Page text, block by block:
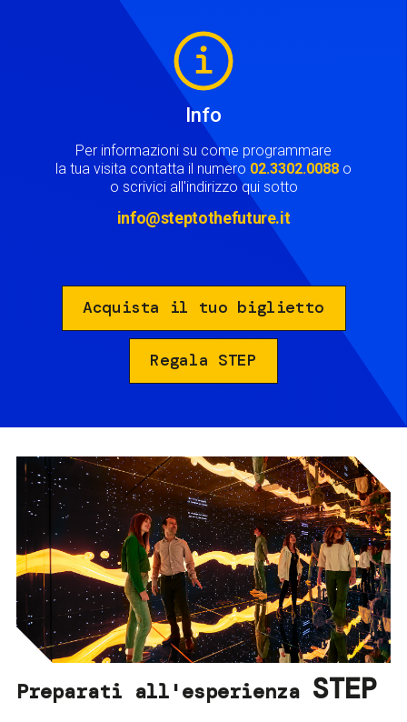
Info
Per informazioni su come programmare
la tua visita contatta il numero 02.3302.0088 o
o scrivici all'indirizzo qui sotto
info@steptothefuture.it
Acquista il tuo biglietto
Regala STEP
Preparati all'esperienza STEP